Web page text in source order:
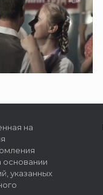
на
основании
указанных